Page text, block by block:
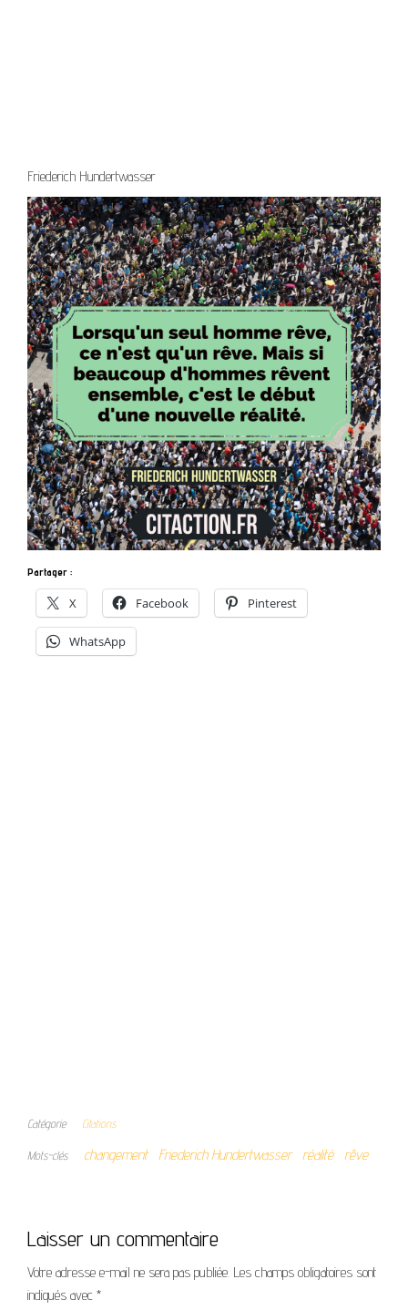
Friederich Hundertwasser
Partager :
X Facebook Pinterest
WhatsApp
Catégorie Citations
Mots-clés changement Friederich Hundertwasser réalité rêve
Laisser un commentaire
Votre adresse e-mail ne sera pas publiée. Les champs obligatoires sont
indiqués avec *